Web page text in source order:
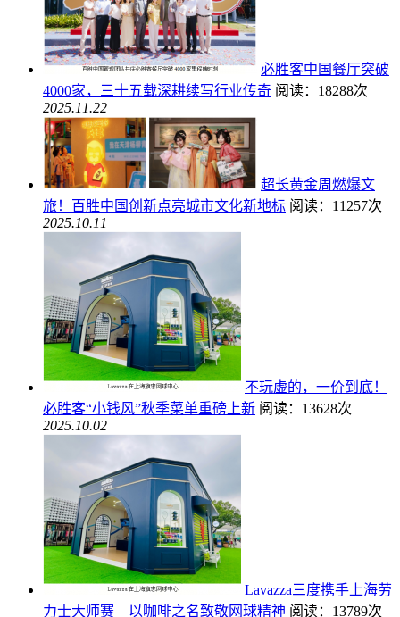
必胜客中国餐厅突破
4000家，三十五载深耕续写行业传奇 阅读：18288次
2025.11.22
超长黄金周燃爆文
旅！百胜中国创新点亮城市文化新地标 阅读：11257次
2025.10.11
不玩虚的，一价到底！
必胜客“小钱风”秋季菜单重磅上新 阅读：13628次
2025.10.02
Lavazza三度携手上海劳
力士大师赛 以咖啡之名致敬网球精神 阅读：13789次